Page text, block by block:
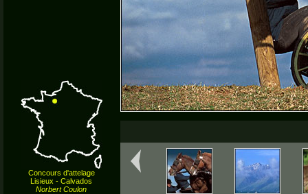
Concours d'attelage
Lisieux - Calvados
Norbert Coulon